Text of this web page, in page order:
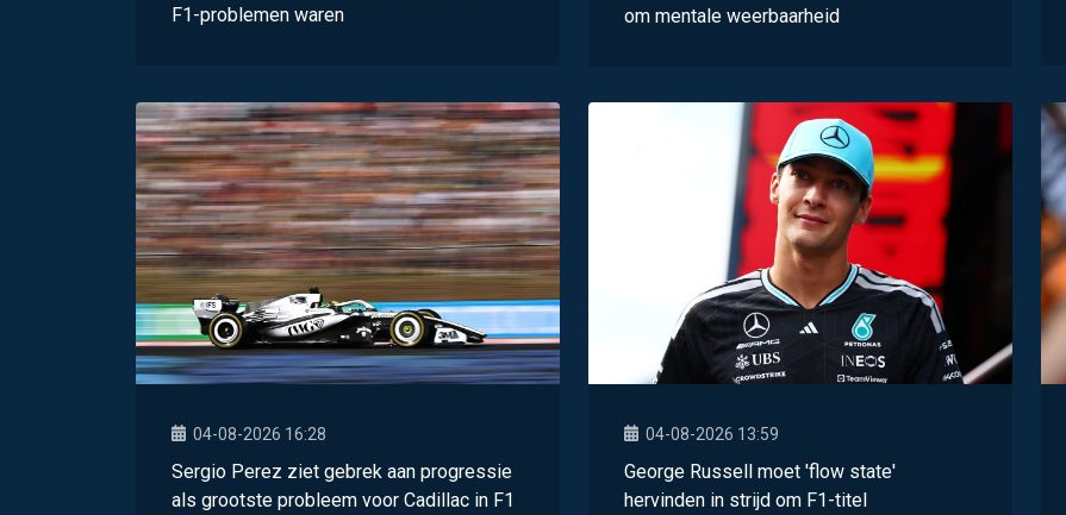
F1-problemen waren
om mentale weerbaarheid
04-08-2026 16:28
Sergio Perez ziet gebrek aan progressie
als grootste probleem voor Cadillac in F1
04-08-2026 13:59
George Russell moet 'flow state'
hervinden in strijd om F1-titel